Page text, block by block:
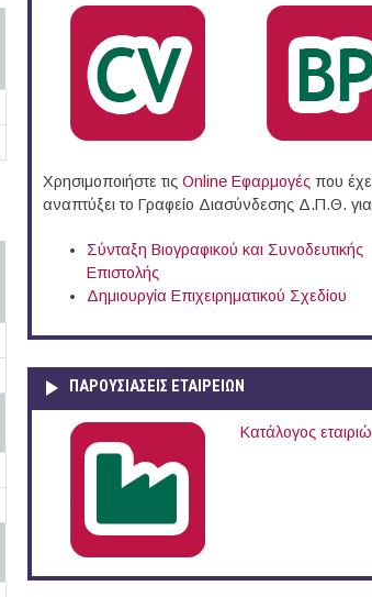
Χρησιμοποιήστε τις Online Eφαρμογές που
αναπτύξει το Γραφείο Διασύνδεσης Δ.Π.Θ. για
Σύνταξη Βιογραφικού και Συνοδευτικής
Επιστολής
Δημιουργία Επιχειρηματικού Σχεδίου
ΠΑΡΟΥΣΙΆΣΕΙΣ ΕΤΑΙΡΕΙΏΝ
Κατάλογος